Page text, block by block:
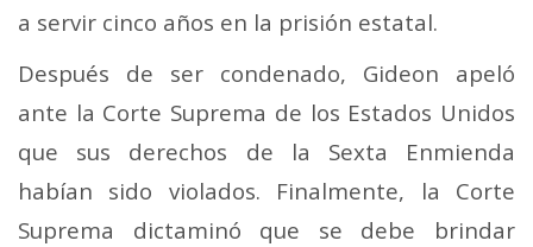
a servir cinco años en la prisión estatal.
Después de ser condenado, Gideon apeló
ante la Corte Suprema de los Estados Unidos
que sus derechos de la Sexta Enmienda
habían sido violados. Finalmente, la Corte
Suprema dictaminó que se debe brindar